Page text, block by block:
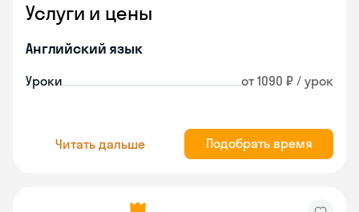
Услуги и цены
Английский язык
Уроки от 1090 ₽ / урок
Читать дальше Подобрать время